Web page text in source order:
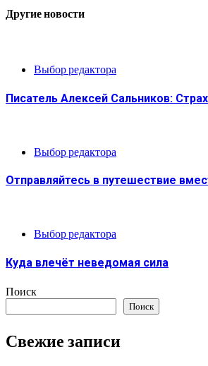
Другие новости
Выбор редактора
Писатель Алексей Сальников:
Выбор редактора
Отправляйтесь в путешествие
Выбор редактора
Куда влечёт неведомая сила
Поиск
Поиск
Свежие записи